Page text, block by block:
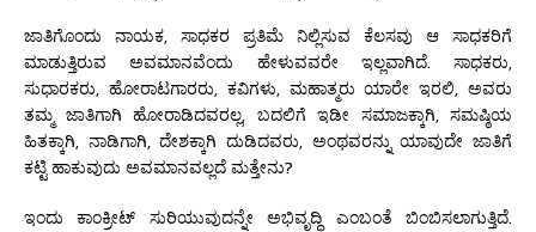
ಜಾತಿಗೊಂದು ನಾಯಕ, ಸಾಧಕರ ಪ್ರತಿಮೆ ನಿಲ್ಲಿಸುವ ಕೆಲಸವು ಆ ಸಾಧಕರಿಗೆ
ಮಾಡುತ್ತಿರುವ ಅವಮಾನವೆಂದು ಹೇಳುವವರೇ ಇಲ್ಲವಾಗಿದೆ. ಸಾಧಕರು,
ಸುಧಾರಕರು, ಹೋರಾಟಗಾರರು, ಕವಿಗಳು, ಮಹಾತ್ಮರು ಯಾರೇ ಇರಲಿ, ಅವರು
ತಮ್ಮ ಜಾತಿಗಾಗಿ ಹೋರಾಡಿದವರಲ್ಲ, ಬದಲಿಗೆ ಇಡೀ ಸಮಾಜಕ್ಕಾಗಿ, ಸಮಷ್ಠಿಯ
ಹಿತಕ್ಕಾಗಿ, ನಾಡಿಗಾಗಿ, ದೇಶಕ್ಕಾಗಿ ದುಡಿದವರು, ಅಂಥವರನ್ನು ಯಾವುದೇ ಜಾತಿಗೆ
ಕಟ್ಟಿ ಹಾಕುವುದು ಅವಮಾನವಲ್ಲದೆ ಮತ್ತೇನು?
ಇಂದು ಕಾಂಕ್ರೀಟ್ ಸುರಿಯುವುದನ್ನೇ ಅಭಿವೃದ್ಧಿ ಎಂಬಂತೆ ಬಿಂಬಿಸಲಾಗುತ್ತಿದೆ.